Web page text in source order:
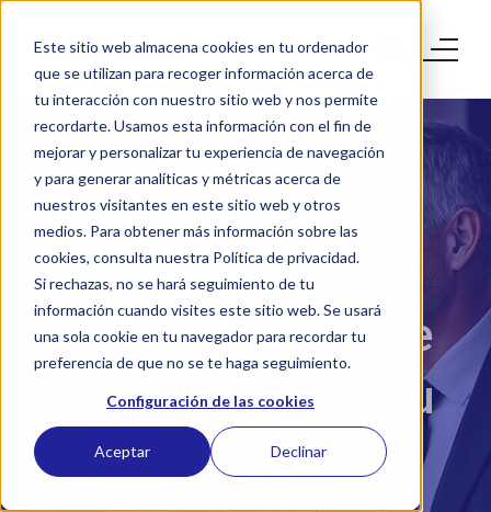
Este sitio web almacena cookies en tu ordenador
que se utilizan para recoger información acerca de
tu interacción con nuestro sitio web y nos permite
recordarte. Usamos esta información con el fin de
mejorar y personalizar tu experiencia de navegación
y para generar analíticas y métricas acerca de
nuestros visitantes en este sitio web y otros
medios. Para obtener más información sobre las
cookies, consulta nuestra Política de privacidad.
Si rechazas, no se hará seguimiento de tu
información cuando visites este sitio web. Se usará
una sola cookie en tu navegador para recordar tu
preferencia de que no se te haga seguimiento.
Configuración de las cookies
Aceptar Declinar
Más de 20 años
trabajando desde
dentro, ahora a tu
lado